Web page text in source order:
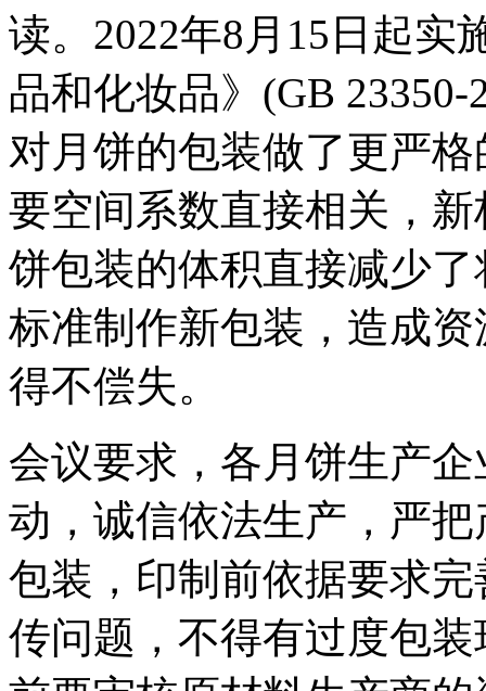
读。2022年8月15日起实
品和化妆品》(GB
对月饼的包装做了更严
要空间系数直接相关，
饼包装的体积直接减少
标准制作新包装，造成
得不偿失。
会议要求，各月饼生产
动，诚信依法生产，严
包装，印制前依据要求
传问题，不得有过度包